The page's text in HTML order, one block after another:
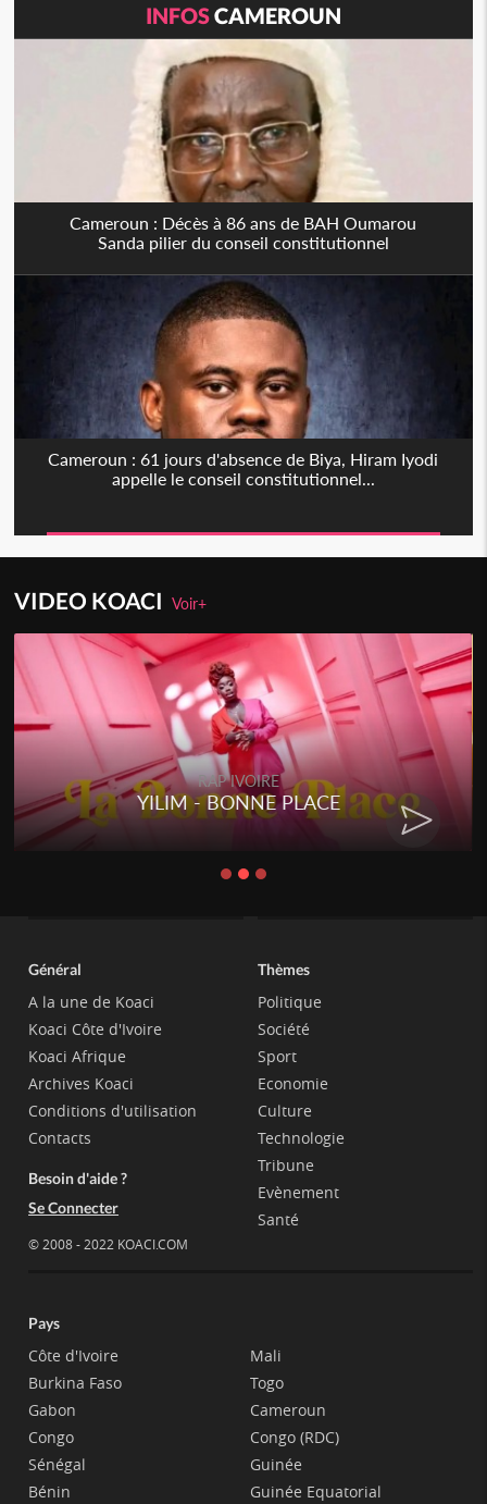
INFOSCAMEROUN
Cameroun : Décès à 86 ans de BAH Oumarou
Sanda pilier du conseil constitutionnel
Cameroun : 61 jours d'absence de Biya, Hiram Iyodi
appelle le conseil constitutionnel...
VIDEO KOACIVoir+
RAP IVOIRE
YILIM - BONNE PLACE
Général
A la une de Koaci
Koaci Côte d'Ivoire
Koaci Afrique
Archives Koaci
Conditions d'utilisation
Contacts
Besoin d'aide ?
Se Connecter
© 2008 - 2022 KOACI.COM
Thèmes
Politique
Société
Sport
Economie
Culture
Technologie
Tribune
Evènement
Santé
Pays
Côte d'Ivoire
Burkina Faso
Gabon
Congo
Sénégal
Bénin
Mali
Togo
Cameroun
Congo (RDC)
Guinée
Guinée Equatorial